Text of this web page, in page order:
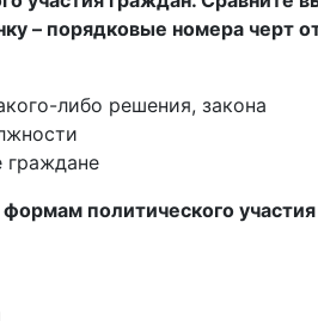
– порядковые номера черт
либо решения, закона
граждане
политического